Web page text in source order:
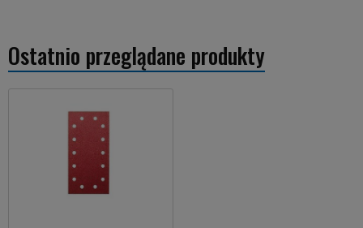
Ostatnio przeglądane produkty